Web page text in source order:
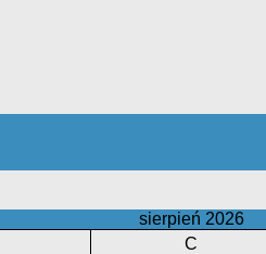
sierpień 2026
C